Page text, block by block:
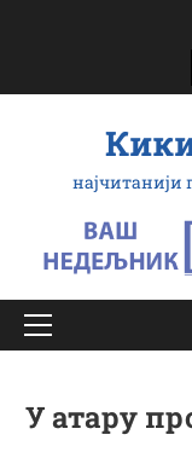
најчитанији
Примарy
У атару